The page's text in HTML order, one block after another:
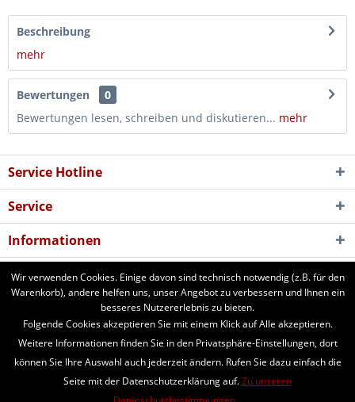
Beschreibung
mehr
Bewertungen
0
Bewertungen lesen, schreiben und diskutieren... mehr
Service Hotline
Service
Informationen
Newsletter
aforst.com - Ihr Fachhändler für Patura Weide- und Stalltechnik,
Weidezäune, Euronetze, electra Weidezaungeräte. 24 Stunden online
bestellen. Beratung vom Fachmann per Telefon und Email. Kaufen Sie
Weidezaungeräte, Zaunpfähle, Heuraufen, Panels, Fressgitter,
Tränkebecken, Windschutznetze, Schafhorden, Schafnetze...
Wir verwenden Cookies. Einige davon sind technisch notwendig (z.B. für den
Warenkorb), andere helfen uns, unser Angebot zu verbessern und Ihnen ein
besseres Nutzererlebnis zu bieten.
Folgende Cookies akzeptieren Sie mit einem Klick auf Alle akzeptieren.
Weitere Informationen finden Sie in den Privatsphäre-Einstellungen, dort
können Sie Ihre Auswahl auch jederzeit ändern. Rufen Sie dazu einfach die
Seite mit der Datenschutzerklärung auf.Zu unseren